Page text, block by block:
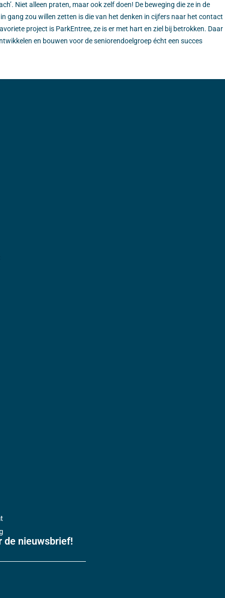
Niet alleen praten, maar ook zelf doen! De beweging die ze in de
gang zou willen zetten is die van het denken in cijfers naar het contact
project is ParkEntree, ze is er met hart en ziel bij betrokken. Daar
en bouwen voor de seniorendoelgroep écht een succes
de nieuwsbrief!